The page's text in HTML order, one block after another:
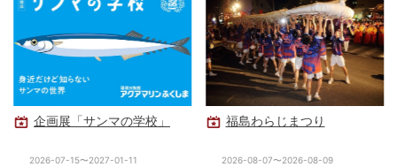
企画展「サンマの学校」
2026-07-15〜2027-01-11
福島わらじまつり
2026-08-07〜2026-08-09